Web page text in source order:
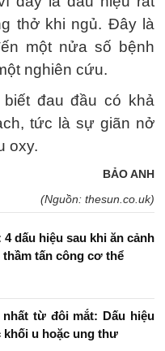
thở khi ngủ. Đây là
một nửa số bệnh
nghiên cứu.
đau đầu có khả
tức là sự giãn nở
oxy.
BẢO ANH
(Nguồn: thesun.co.uk)
dấu hiệu sau khi ăn cảnh
thầm tấn công cơ thể
từ đôi mắt: Dấu hiệu
khối u hoặc ung thư